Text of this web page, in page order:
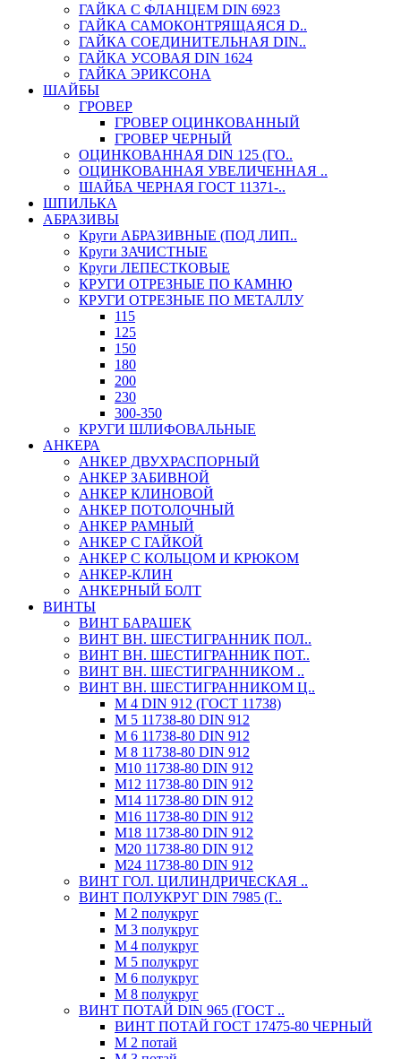
ГАЙКА С ФЛАНЦЕМ DIN 6923
ГАЙКА САМОКОНТРЯЩАЯСЯ D..
ГАЙКА СОЕДИНИТЕЛЬНАЯ DIN..
ГАЙКА УСОВАЯ DIN 1624
ГАЙКА ЭРИКСОНА
ШАЙБЫ
ГРОВЕР
ГРОВЕР ОЦИНКОВАННЫЙ
ГРОВЕР ЧЕРНЫЙ
ОЦИНКОВАННАЯ DIN 125 (ГО..
ОЦИНКОВАННАЯ УВЕЛИЧЕННАЯ ..
ШАЙБА ЧЕРНАЯ ГОСТ 11371-..
ШПИЛЬКА
АБРАЗИВЫ
Круги АБРАЗИВНЫЕ (ПОД ЛИП..
Круги ЗАЧИСТНЫЕ
Круги ЛЕПЕСТКОВЫЕ
КРУГИ ОТРЕЗНЫЕ ПО КАМНЮ
КРУГИ ОТРЕЗНЫЕ ПО МЕТАЛЛУ
115
125
150
180
200
230
300-350
КРУГИ ШЛИФОВАЛЬНЫЕ
АНКЕРА
АНКЕР ДВУХРАСПОРНЫЙ
АНКЕР ЗАБИВНОЙ
АНКЕР КЛИНОВОЙ
АНКЕР ПОТОЛОЧНЫЙ
АНКЕР РАМНЫЙ
АНКЕР С ГАЙКОЙ
АНКЕР С КОЛЬЦОМ И КРЮКОМ
АНКЕР-КЛИН
АНКЕРНЫЙ БОЛТ
ВИНТЫ
ВИНТ БАРАШЕК
ВИНТ ВН. ШЕСТИГРАННИК ПОЛ..
ВИНТ ВН. ШЕСТИГРАННИК ПОТ..
ВИНТ ВН. ШЕСТИГРАННИКОМ ..
ВИНТ ВН. ШЕСТИГРАННИКОМ Ц..
М 4 DIN 912 (ГОСТ 11738)
М 5 11738-80 DIN 912
М 6 11738-80 DIN 912
М 8 11738-80 DIN 912
М10 11738-80 DIN 912
М12 11738-80 DIN 912
М14 11738-80 DIN 912
М16 11738-80 DIN 912
М18 11738-80 DIN 912
М20 11738-80 DIN 912
М24 11738-80 DIN 912
ВИНТ ГОЛ. ЦИЛИНДРИЧЕСКАЯ ..
ВИНТ ПОЛУКРУГ DIN 7985 (Г..
М 2 полукруг
М 3 полукруг
М 4 полукруг
М 5 полукруг
М 6 полукруг
М 8 полукруг
ВИНТ ПОТАЙ DIN 965 (ГОСТ ..
ВИНТ ПОТАЙ ГОСТ 17475-80 ЧЕРНЫЙ
М 2 потай